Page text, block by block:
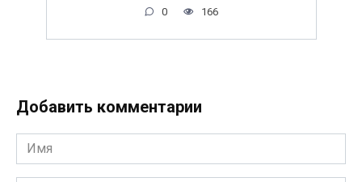
0 166
Добавить комментарии
Имя
*